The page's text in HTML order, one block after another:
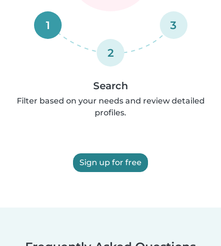
1
2
3
Search
Filter based on your needs and review detailed
profiles.
Sign up for free